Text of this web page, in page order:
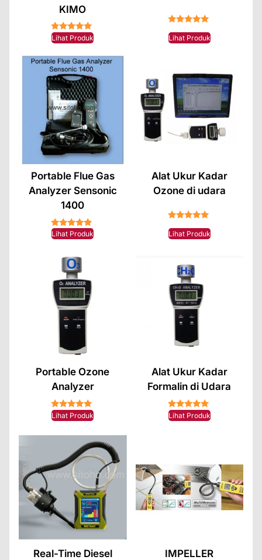
KIMO
★★★★★
Lihat Produk Lihat Produk
Portable Flue Gas
Analyzer Sensonic
1400
★★★★★
Lihat Produk
Alat Ukur Kadar
Ozone di udara
Lihat Produk
Portable Ozone
Analyzer
★★★★★
Lihat Produk
Alat Ukur Kadar
Formalin di Udara
★★★★★
Lihat Produk
Real-Time Diesel
IMPELLER